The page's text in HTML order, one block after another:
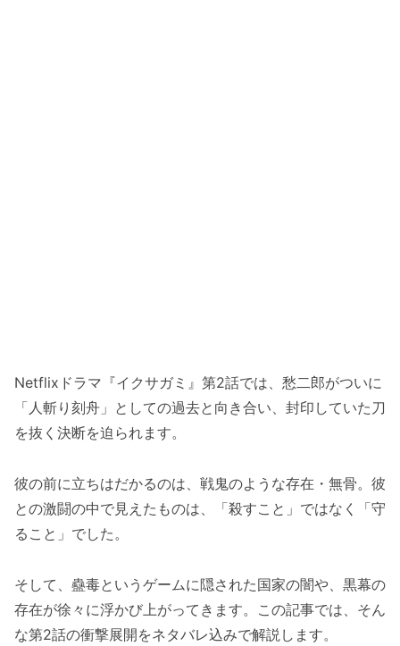
Netflixドラマ『イクサガミ』第2話では、愁二郎がついに
「人斬り刻舟」としての過去と向き合い、封印していた刀
を抜く決断を迫られます。
彼の前に立ちはだかるのは、戦鬼のような存在・無骨。彼
との激闘の中で見えたものは、「殺すこと」ではなく「守
ること」でした。
そして、蠱毒というゲームに隠された国家の闇や、黒幕の
存在が徐々に浮かび上がってきます。この記事では、そん
な第2話の衝撃展開をネタバレ込みで解説します。